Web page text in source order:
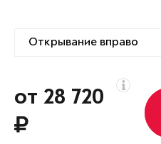
от 28 720